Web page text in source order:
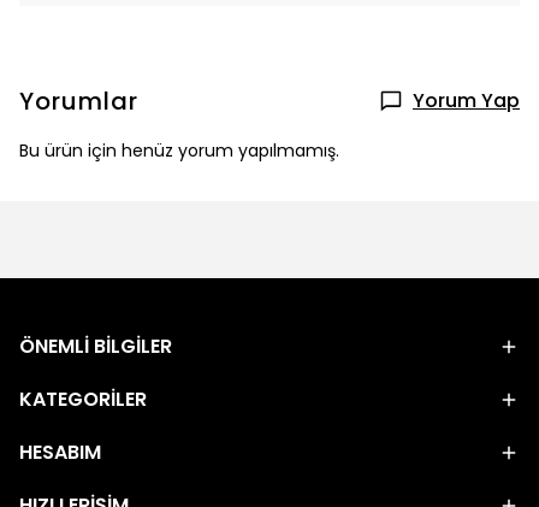
Yorumlar Yorum Yap
Bu ürün için henüz yorum yapılmamış.
ÖNEMLİ BİLGİLER
KATEGORİLER
HESABIM